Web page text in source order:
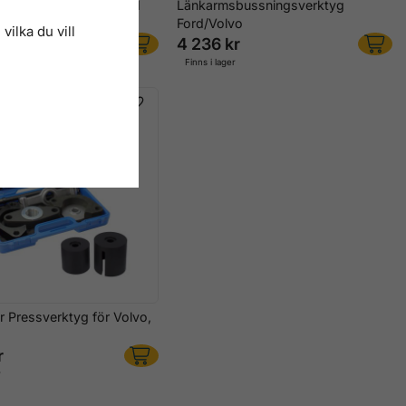
Ford
Länkarmsbussningsverktyg
Ford/Volvo
4 236 kr
Finns i lager
Pressverktyg för Volvo,
du vill